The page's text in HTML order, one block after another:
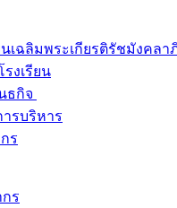
นเฉลิมพระเกียรติรัชมังคลา
งเรียน
ธกิจ
ารบริหาร
ร
ร